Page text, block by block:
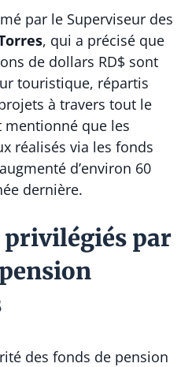
par le Superviseur des
, qui a précisé que
de dollars RD$ sont
touristique, répartis
à travers tout le
mentionné que les
réalisés via les fonds
d’environ 60
dernière.
privilégiés par
des fonds de pension